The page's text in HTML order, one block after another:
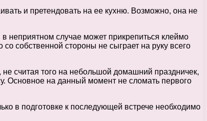
и претендовать на ее кухню. Возможно, она не
неприятном случае может прикрепиться клеймо
собственной стороны не сыграет на руку всего
считая того на небольшой домашний праздничек,
Основное на данный момент не сломать первого
в подготовке к последующей встрече необходимо